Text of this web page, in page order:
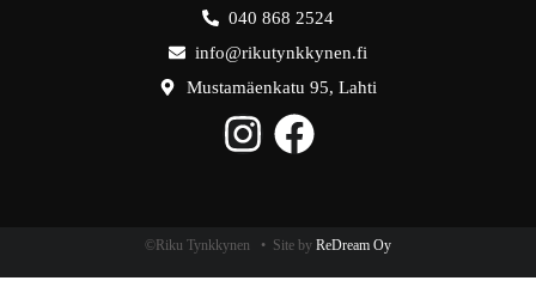
040 868 2524
info@rikutynkkynen.fi
Mustamäenkatu 95, Lahti
©Riku Tynkkynen • Site by ReDream Oy